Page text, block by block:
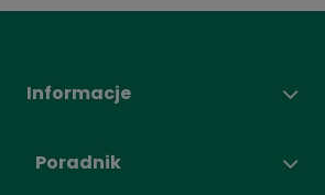
Informacje
Poradnik